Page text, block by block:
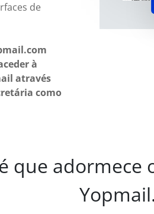
de
à
através
como
que adormece